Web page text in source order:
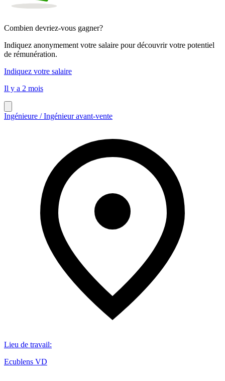
Combien devriez-vous gagner?
Indiquez anonymement votre salaire pour découvrir votre potentiel
de rémunération.
Indiquez votre salaire
Il y a 2 mois
Ingénieure / Ingénieur avant-vente
Lieu de travail:
Ecublens VD